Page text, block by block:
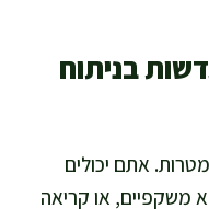
בניתוח
אתם יכולים
משקפיים, או קריאה